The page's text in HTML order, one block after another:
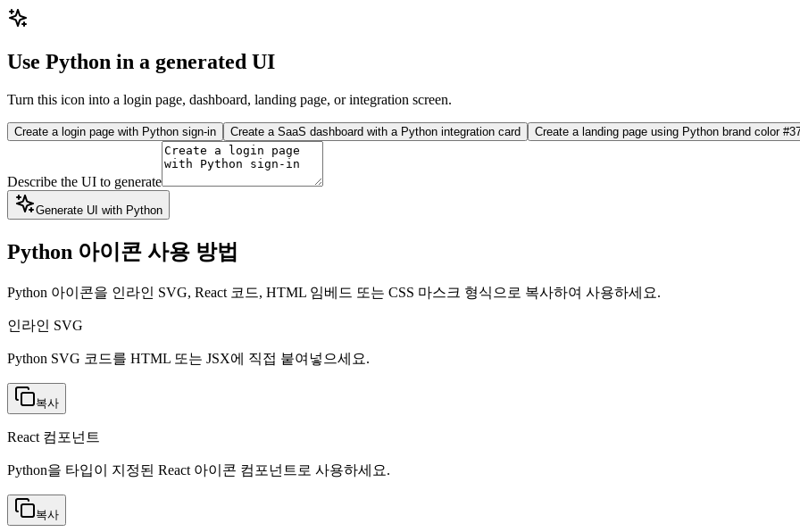
Use Python in a generated UI
Turn this icon into a login page, dashboard, landing page, or integration screen.
Create a login page with Python sign-in Create a SaaS dashboard with a Python integration card Create a landing page using Python brand color
Describe the UI to generate
Generate UI with Python
Python 아이콘 사용 방법
Python 아이콘을 인라인 SVG, React 코드, HTML 임베드 또는 CSS 마스크 형식으로 복사하여 사용하세요.
인라인 SVG
Python SVG 코드를 HTML 또는 JSX에 직접 붙여넣으세요.
복사
React 컴포넌트
Python을 타입이 지정된 React 아이콘 컴포넌트로 사용하세요.
복사